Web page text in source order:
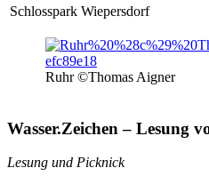
Schlosspark Wiepersdorf
Ruhr ©Thomas Aigner
Wasser.Zeichen – Lesung
Lesung und Picknick